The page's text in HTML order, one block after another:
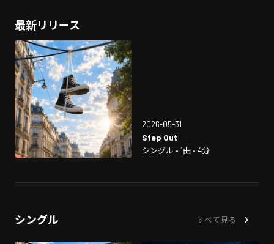
最新リリース
2026-05-31
Step Out
シングル • 1曲 • 4分
シングル すべて見る